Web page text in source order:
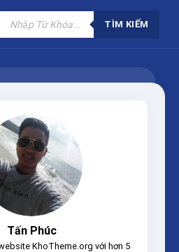
Tìm
kiếm
phẩm
TÌM KIẾM
Tấn Phúc
KhoTheme.org với hơn 5